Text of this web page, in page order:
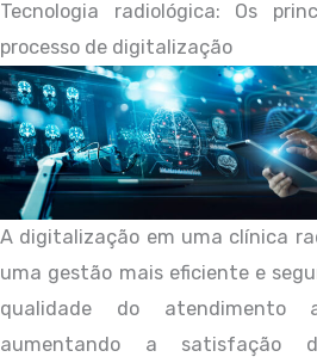
Tecnologia radiológica: Os
processo de digitalização
A digitalização em uma clínica
uma gestão mais eficiente e
qualidade do atendimento
aumentando a satisfação